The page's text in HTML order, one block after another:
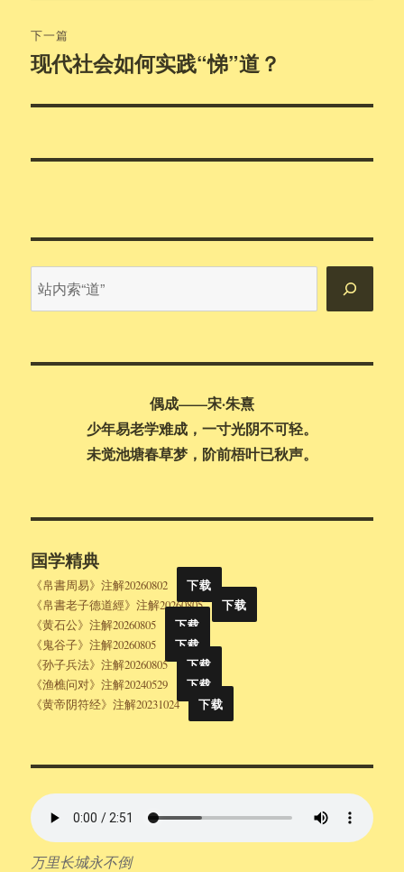
航
文
章：
下一篇
下
文
现代社会如何实践“悌”道？
偶成——宋·朱熹
少年易老学难成，一寸光阴不可轻。
未觉池塘春草梦，阶前梧叶已秋声。
国学精典
《帛書周易》注解20260802
下载
《帛書老子德道經》注解20260805
下载
《黄石公》注解20260805
下载
《鬼谷子》注解20260805
下载
《孙子兵法》注解20260805
下载
《渔樵问对》注解20240529
下载
《黄帝阴符经》注解20231024
下载
万里长城永不倒